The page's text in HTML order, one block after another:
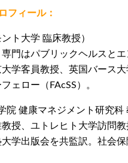
フィール：
ト大学 臨床教授）
門はパブリックヘルスと
学客員教授、英国バース
ェロー（FAcSS）。
院 健康マネジメント研究科
授、ユトレヒト大学訪問
学出版会を共監訳。社会